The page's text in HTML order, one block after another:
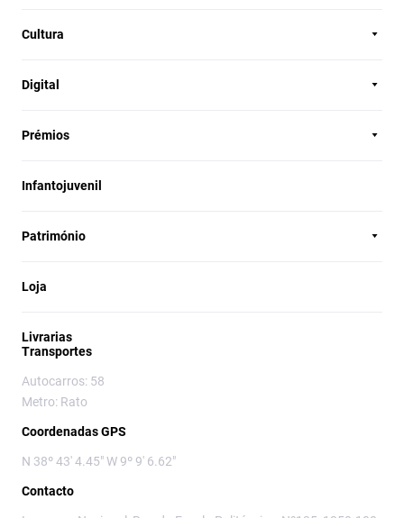
Cultura
Digital
Prémios
Infantojuvenil
Património
Loja
Livrarias
Transportes
Autocarros: 58
Metro: Rato
Coordenadas GPS
N 38º 43' 4.45" W 9º 9' 6.62"
Contacto